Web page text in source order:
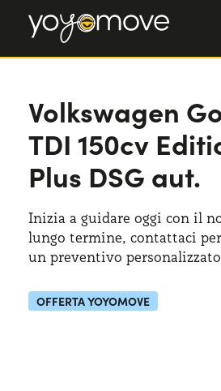
2.0 TDI 150cv Edition Plus DSG
OFFERTA YOYOMOVE
Volkswagen
TDI 150cv
Plus DSG aut.
Inizia a guidare oggi con il
lungo termine, contattaci per
un preventivo